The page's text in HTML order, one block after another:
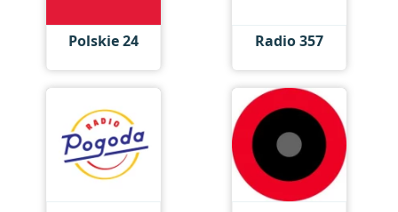
Polskie 24 Radio 357